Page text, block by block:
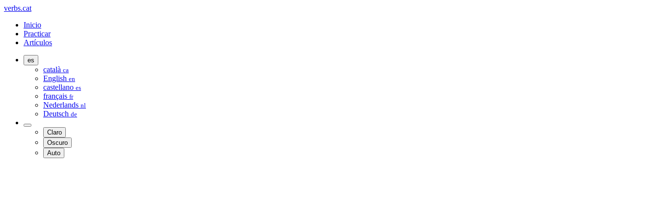
verbs.cat
Inicio
Practicar
Artículos
es
català ca
English en
castellano es
français fr
Nederlands nl
Deutsch de
Claro
Oscuro
Auto